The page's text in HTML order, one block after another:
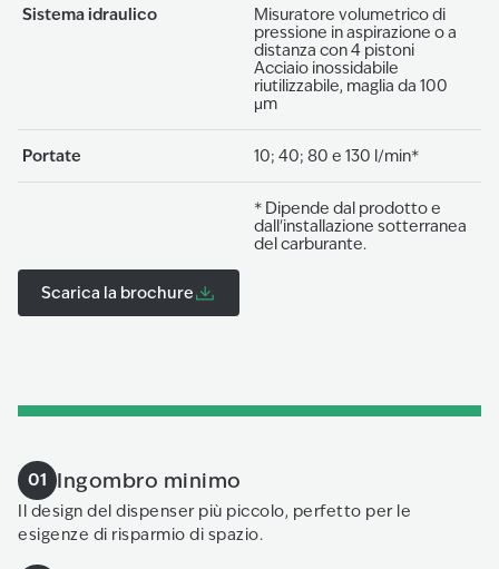
Sistema idraulico
Misuratore volumetrico di
pressione in aspirazione o a
distanza con 4 pistoni
Acciaio inossidabile
riutilizzabile, maglia da 100
μm
Portate 10; 40; 80 e 130 l/min*
* Dipende dal prodotto e
dall'installazione sotterranea
del carburante.
Scarica la brochure
01 Ingombro minimo
Il design del dispenser più piccolo, perfetto per le
esigenze di risparmio di spazio.